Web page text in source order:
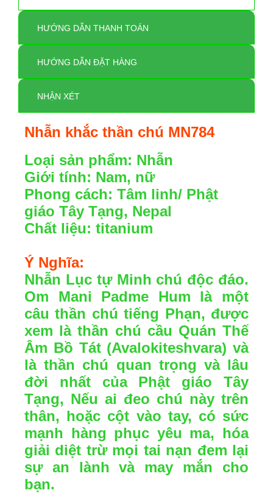
HƯỚNG DẪN THANH TOÁN
HƯỚNG DẪN ĐẶT HÀNG
NHẬN XÉT
Nhẫn khắc thần chú MN784
Loại sản phẩm: Nhẫn
Giới tính: Nam, nữ
Phong cách: Tâm linh/ Phật
giáo Tây Tạng, Nepal
Chất liệu: titanium
Ý Nghĩa:
Nhẫn Lục tự Minh chú độc đáo.
Om Mani Padme Hum là một
câu thần chú tiếng Phạn, được
xem là thần chú cầu Quán Thế
Âm Bồ Tát (Avalokiteshvara) và
là thần chú quan trọng và lâu
đời nhất của Phật giáo Tây
Tạng, Nếu ai đeo chú này trên
thân, hoặc cột vào tay, có sức
mạnh hàng phục yêu ma, hóa
giải diệt trừ mọi tai nạn đem lại
sự an lành và may mắn cho
bạn.